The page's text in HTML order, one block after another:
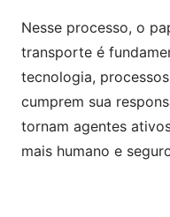
Nesse processo, o
transporte é
tecnologia,
cumprem sua
tornam agentes
mais humano e